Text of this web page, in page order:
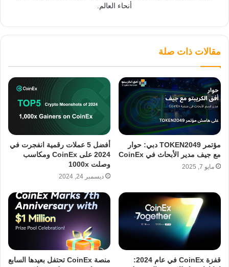
أنحاء العالم.
مقالات ذات صلة
مؤتمر TOKEN2049 دبي: حوار
مع جيف مدير الأبحاث في CoinEx
مايو 7, 2025
أفضل 5 عملات رقمية انفجرت في
2024 على CoinEx ومكاسب
وصلت 1000x
ديسمبر 24, 2024
قفزة CoinEx في عام 2024:
منصة CoinEx تحتفل بعيدها السابع